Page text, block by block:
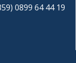
0899 64 44 19